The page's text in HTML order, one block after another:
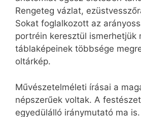
Rengeteg vázlat,
Sokat foglalkozott az
portréin keresztül ismerhetjük
táblaképeinek többsége
oltárkép.
Művészetelméleti írásai a
népszerűek voltak. A
egyedülálló iránymutató ma